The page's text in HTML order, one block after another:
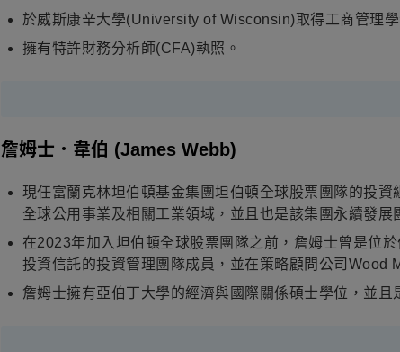
於威斯康辛大學(University of Wisconsin)取得工商管理
擁有特許財務分析師(CFA)執照。
詹姆士．韋伯 (James Webb)
現任富蘭克林坦伯頓基金集團坦伯頓全球股票團隊的投
全球公用事業及相關工業領域，並且也是該集團永續發展
在2023年加入坦伯頓全球股票團隊之前，詹姆士曾是位於
投資信託的投資管理團隊成員，並在策略顧問公司 Wood
詹姆士擁有亞伯丁大學的經濟與國際關係碩士學位，並且